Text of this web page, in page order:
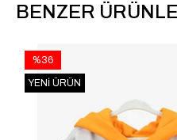
BENZER
%36
YENI ÜRÜN